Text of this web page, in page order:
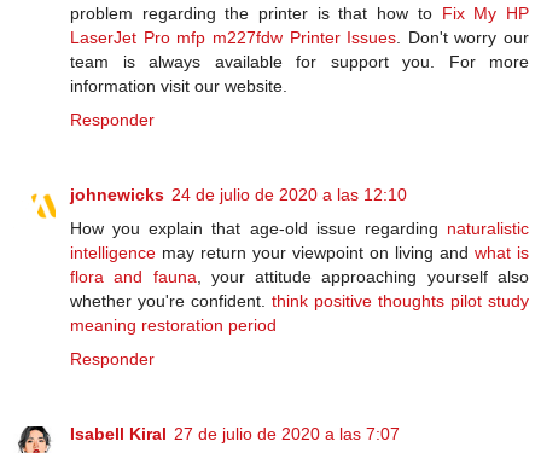
problem regarding the printer is that how to Fix My HP
LaserJet Pro mfp m227fdw Printer Issues . Don't worry our
team is always available for support you. For more
information visit our website.
Responder
johnewicks 24 de julio de 2020 a las 12:10
How you explain that age-old issue regarding naturalistic
intelligence may return your viewpoint on living and what is
flora and fauna , your attitude approaching yourself also
whether you're confident. think positive thoughts pilot study
meaning restoration period
Responder
Isabell Kiral 27 de julio de 2020 a las 7:07